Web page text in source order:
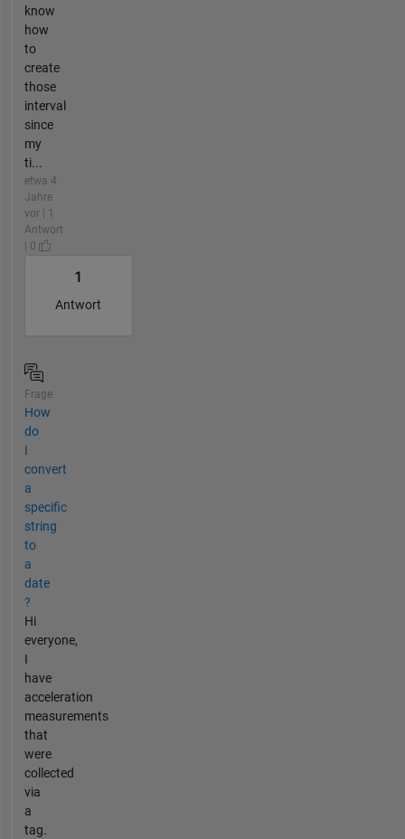
know
how
to
create
those
interval
since
my
ti...
etwa 4
Jahre
vor | 1
Antwort
| 0
1
Antwort
Frage
How
do
I
convert
a
specific
string
to
a
date
?
Hi
everyone,
I
have
acceleration
measurements
that
were
collected
via
a
tag.